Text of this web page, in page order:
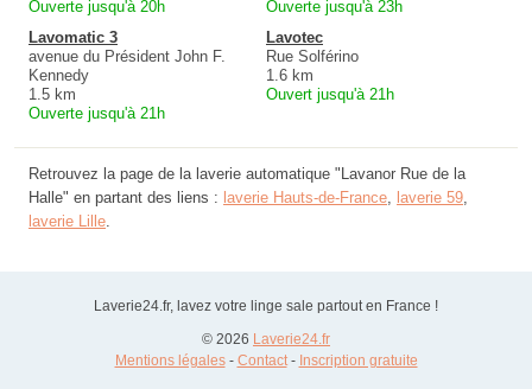
Ouverte jusqu'à 20h
Ouverte jusqu'à 23h
Lavomatic 3
avenue du Président John F.
Kennedy
1.5 km
Ouverte jusqu'à 21h
Lavotec
Rue Solférino
1.6 km
Ouvert jusqu'à 21h
Retrouvez la page de la laverie automatique "Lavanor Rue de la
Halle" en partant des liens : laverie Hauts-de-France, laverie 59,
laverie Lille.
Laverie24.fr, lavez votre linge sale partout en France !
© 2026 Laverie24.fr
Mentions légales- Contact- Inscription gratuite